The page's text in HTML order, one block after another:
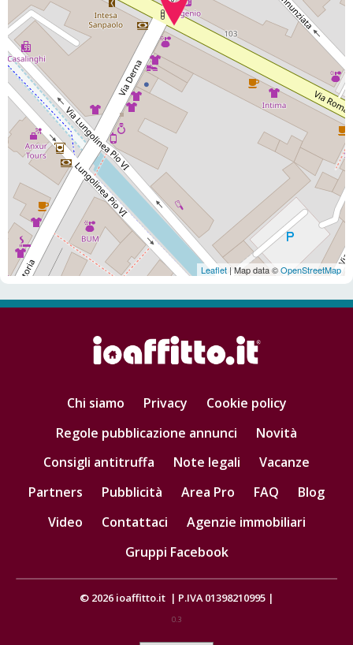
Leaflet | Map data ©OpenStreetMap
Chi siamo Privacy
Cookie policy
Regole pubblicazione annunci
Novità
Consigli antitruffa
Note legali
Vacanze
Partners
Pubblicità Area Pro FAQ
Blog
Video
Contattaci
Agenzie immobiliari
Gruppi Facebook
© 2026 ioaffitto.it | P.IVA 01398210995 |
0.3